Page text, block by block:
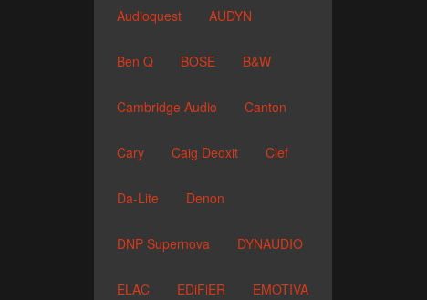
Audioquest AUDYN
Ben Q BOSE B&W
Cambridge Audio Canton
Cary Caig Deoxit Clef
Da-Lite Denon
DNP Supernova DYNAUDIO
ELAC EDiFiER EMOTIVA